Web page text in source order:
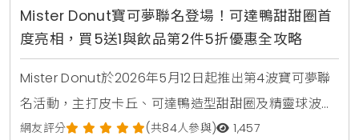
Mister Donut寶可夢聯名登場！可達鴨甜甜圈首
度亮相，買5送1與飲品第2件5折優惠全攻略
Mister Donut於2026年5月12日起推出第4波寶可夢聯
名活動，主打皮卡丘、可達鴨造型甜甜圈及精靈球波
堤。活動同步推出不鏽鋼吸管杯、旅行收納袋等5款實
網友評分 (共84人參與) 1,457